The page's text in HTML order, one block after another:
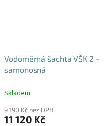
Vodoměrná šachta VŠK 2 -
samonosná
Skladem
9 190 Kč bez DPH
11 120 Kč